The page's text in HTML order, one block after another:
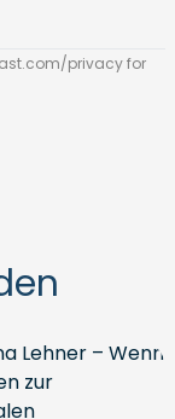
privacyfor